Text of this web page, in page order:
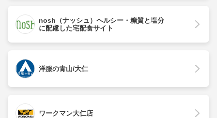
nosh（ナッシュ）ヘルシー・糖質と塩分
に配慮した宅配食サイト
洋服の青山/大仁
ワークマン大仁店